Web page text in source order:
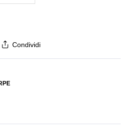
Condividi